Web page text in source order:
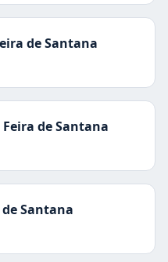
de Santana
Feira de Santana
Santana